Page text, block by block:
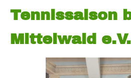
Tennissaison
Mittelwald